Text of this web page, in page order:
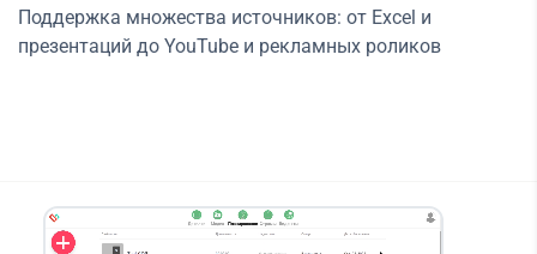
Поддержка множества источников: от Excel и
презентаций до YouTube и рекламных роликов